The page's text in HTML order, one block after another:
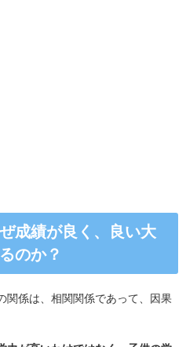
成績が良く、良い大
のか？
関係は、相関関係であって、因果